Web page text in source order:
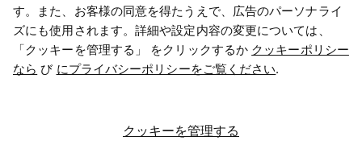
メゾン マルジェラはOTBのメンバーです
す。また、お客様の同意を得たうえで、広告のパーソナライ
ズにも使用されます。詳細や設定内容の変更については、
「クッキーを管理する」 をクリックするか クッキーポリシー
なら び にプライバシーポリシーをご覧ください.
クッキーを管理する